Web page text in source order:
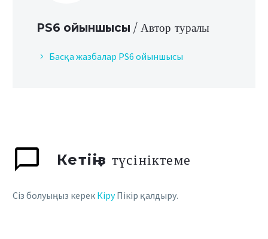
PS6 ойыншысы / Автор туралы
Басқа жазбалар PS6 ойыншысы
Кетіңіз түсініктеме
Сіз болуыңыз керек КіруПікір қалдыру.